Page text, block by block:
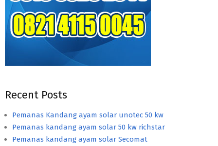
Recent Posts
Pemanas Kandang ayam solar unotec 50 kw
Pemanas kandang ayam solar 50 kw richstar
Pemanas kandang ayam solar Secomat